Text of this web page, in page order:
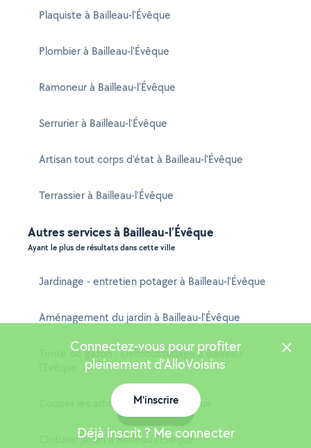
Plaquiste à Bailleau-l'Évêque
Plombier à Bailleau-l'Évêque
Ramoneur à Bailleau-l'Évêque
Serrurier à Bailleau-l'Évêque
Artisan tout corps d'état à Bailleau-l'Évêque
Terrassier à Bailleau-l'Évêque
Autres services à Bailleau-l'Évêque
Ayant le plus de résultats dans cette ville
Jardinage - entretien potager à Bailleau-l'Évêque
Aménagement du jardin à Bailleau-l'Évêque
Tonte de gazon - Débroussaillage à Bailleau-
Couper les arbres à Bailleau-l'Évêque
Cloturer jardin à Bailleau-l'Évêque
Connectez-vous pour profiter
pleinement d'AlloVoisins
M'inscrire
Déjà inscrit ? Me connecter